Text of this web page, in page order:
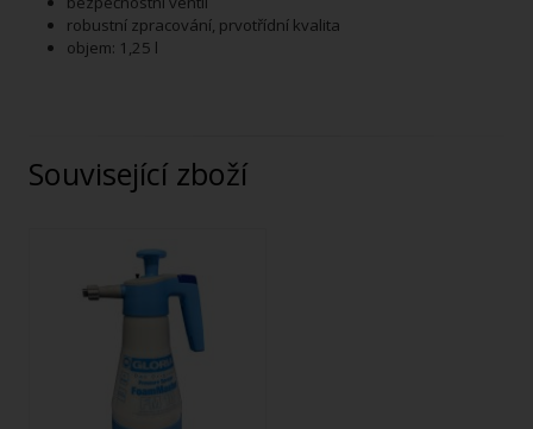
robustní zpracování, prvotřídní kvalita
objem: 1,25 l
Související zboží